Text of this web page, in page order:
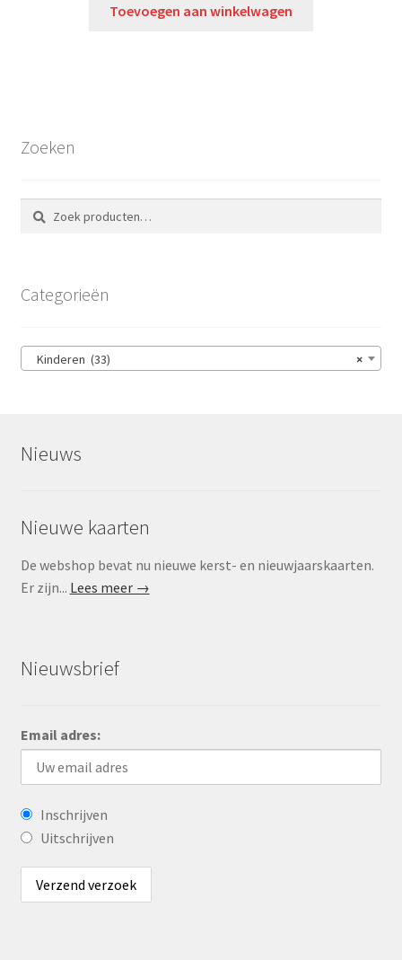
Toevoegen aan winkelwagen
Zoeken
Zoeken
naar:
Zoeken
Categorieën
×
Kinderen (33)
Nieuws
Nieuwe kaarten
De webshop bevat nu nieuwe kerst- en nieuwjaarskaarten.
Er zijn... Lees meer →
Nieuwsbrief
Email adres:
Inschrijven
Uitschrijven